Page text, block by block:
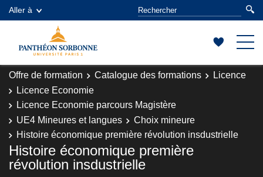
Aller à
Offre de formation Catalogue des formations
Licence
Licence Economie
Licence Economie parcours Magistère
UE4 Mineures et langues
Choix mineure
Histoire économique première révolution insdustrielle
Histoire économique première
révolution insdustrielle